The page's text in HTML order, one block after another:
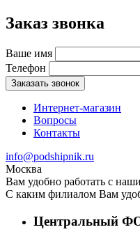
Заказ звонка
Ваше имя
Телефон
Заказать звонок
Интернет-магазин
Вопросы
Контакты
info@podshipnik.ru
Москва
Вам удобно работать с
С каким филиалом Вам
Центральный